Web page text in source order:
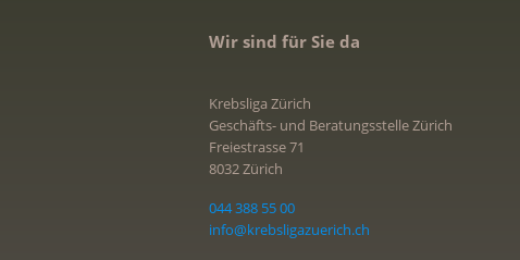
Wir sind für Sie da
Krebsliga Zürich
Geschäfts- und Beratungsstelle Zürich
Freiestrasse 71
8032 Zürich
044 388 55 00
info@krebsligazuerich.ch